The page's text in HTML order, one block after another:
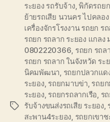
Tags
ระยอง รถรับจ้าง,พิกัดรถย
ย้ายรถเสีย นวนคร ไปคลอง
เครื่องจักรโรงงาน รถยก ร
รถยก รถลาก ระยอง แกล
0802220366 รถยก รถล
รถยก รถลาก ในจังหวัด ระ
นิคมพัฒนา รถยกปลวกแด
ระยอง, รถยกมาบข่า รถย
ระยอง, รถยกรถลากเรือ ร
รับจ้างขนส่งรถเสีย ระยอง,
สะพาน4ระยอง รถยกเขาช